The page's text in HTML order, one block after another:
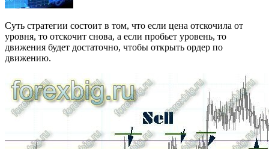
Суть стратегии состоит в том, что если цена отскочила от
уровня, то отскочит снова, а если пробьет уровень, то
движения будет достаточно, чтобы открыть ордер по
движению.